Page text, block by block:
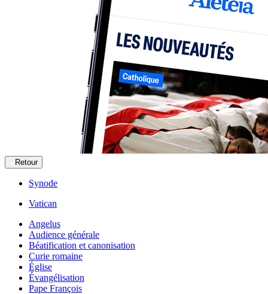
Retour
Synode
Vatican
Angelus
Audience générale
Béatification et canonisation
Curie romaine
Église
Évangélisation
Pape François